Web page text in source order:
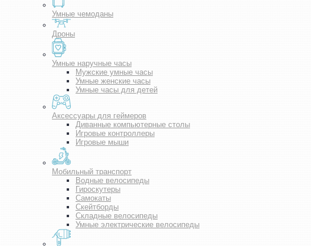
Умные чемоданы
Дроны
Умные наручные часы
Мужские умные часы
Умные женские часы
Умные часы для детей
Аксессуары для геймеров
Диванные компьютерные столы
Игровые контроллеры
Игровые мыши
Мобильный транспорт
Водные велосипеды
Гироскутеры
Самокаты
Скейтборды
Складные велосипеды
Умные электрические велосипеды